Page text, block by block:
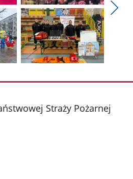
Pokaż
zdjęcie
2
z
galerii.
zdjęcie
galerii. Straży Pożarnej